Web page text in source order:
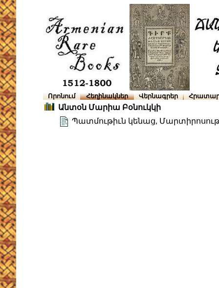
Որոնում Հեղինակներ Վերնագրեր
Անտօն Մարիա Բօնուկկի
Պատմութիւն կենաց,